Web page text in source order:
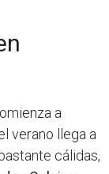
a
verano llega a
cálidas,